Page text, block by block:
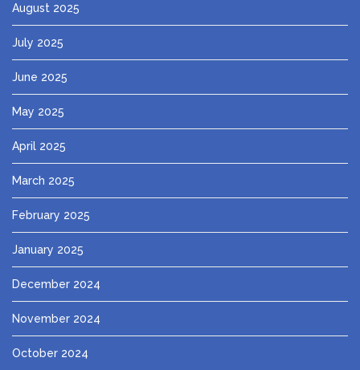
August 2025
July 2025
June 2025
May 2025
April 2025
March 2025
February 2025
January 2025
December 2024
November 2024
October 2024